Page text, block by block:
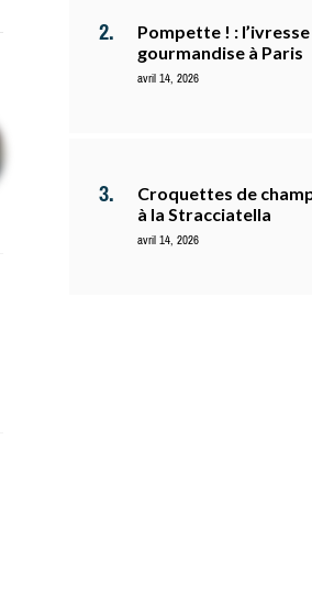
Pompette ! : l’ivresse
gourmandise à Paris
avril 14, 2026
Croquettes de
à la Stracciatella
avril 14, 2026